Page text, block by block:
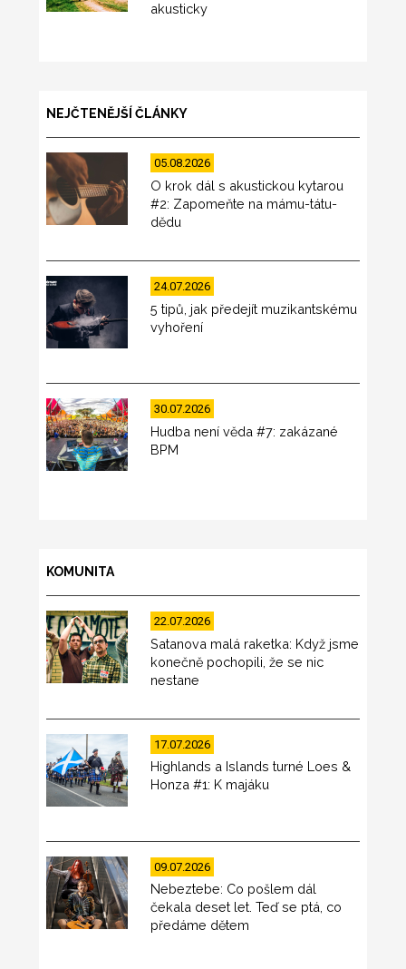
akusticky
NEJČTENĚJŠÍ ČLÁNKY
05.08.2026
O krok dál s akustickou kytarou
#2: Zapomeňte na mámu-tátu-
dědu
24.07.2026
5 tipů, jak předejít muzikantskému
vyhoření
30.07.2026
Hudba není věda #7: zakázané
BPM
KOMUNITA
22.07.2026
Satanova malá raketka: Když jsme
konečně pochopili, že se nic
nestane
17.07.2026
Highlands a Islands turné Loes &
Honza #1: K majáku
09.07.2026
Nebeztebe: Co pošlem dál
čekala deset let. Teď se ptá, co
předáme dětem